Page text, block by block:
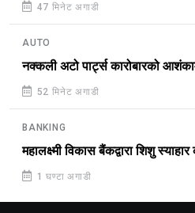
47 मिनेट अगाडी
AUTO
नक्कली अटो पार्ट्स कारोबारको
52 मिनेट अगाडी
BANKING
महालक्ष्मी विकास बैंकद्वारा शिशु
1 घण्टा अगाडी